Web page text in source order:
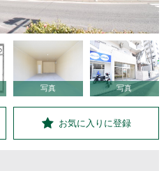
写真 写真
お気に入りに登録